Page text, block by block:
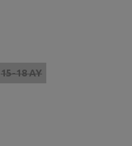
15-18 AY